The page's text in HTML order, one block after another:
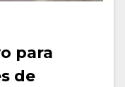
para
de